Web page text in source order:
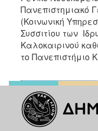
Πανεπιστημιακό
(Κοινωνική
Συσσιτίου των
Καλοκαιρινού
το Πανεπιστήμιο